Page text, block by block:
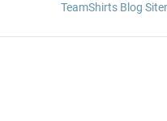
TeamShirts Blog